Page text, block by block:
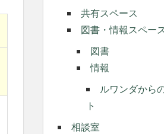
共有スペース
図書・情報スペー
図書
情報
ルワンダから
ト
相談室